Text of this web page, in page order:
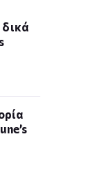
δικά